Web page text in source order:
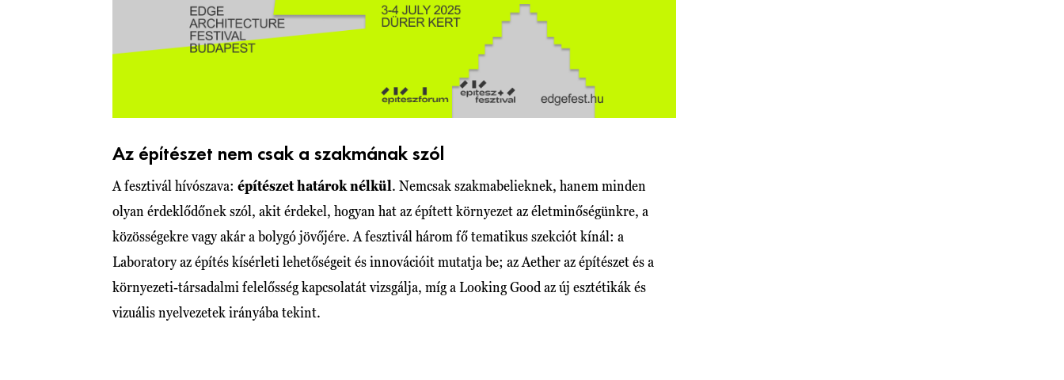
Az építészet nem csak a szakmának szól
A fesztivál hívószava: építészet határok nélkül. Nemcsak szakmabelieknek, hanem minden
olyan érdeklődőnek szól, akit érdekel, hogyan hat az épített környezet az életminőségünkre, a
közösségekre vagy akár a bolygó jövőjére. A fesztivál három fő tematikus szekciót kínál: a
Laboratory az építés kísérleti lehetőségeit és innovációit mutatja be; az Aether az építészet és a
környezeti-társadalmi felelősség kapcsolatát vizsgálja, míg a Looking Good az új esztétikák és
vizuális nyelvezetek irányába tekint.